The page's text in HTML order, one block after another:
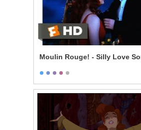
Moulin Rouge! - Silly Love